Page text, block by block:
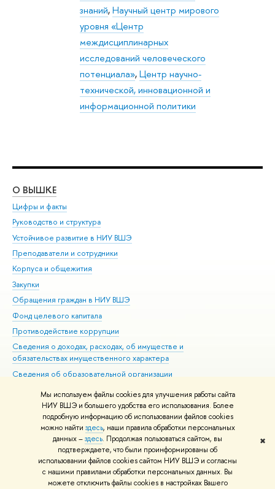
Мы используем файлы cookies для улучшения работы сайта
НИУ ВШЭ и большего удобства его использования. Более
подробную информацию об использовании файлов cookies
можно найти здесь, наши правила обработки персональных
данных –здесь. Продолжая пользоваться сайтом, вы
подтверждаете, что были проинформированы об
использовании файлов cookies сайтом НИУ ВШЭ и согласны
с нашими правилами обработки персональных данных. Вы
можете отключить файлы cookies в настройках Вашего
✖
знаний,Научный центр мирового
уровня «Центр
междисциплинарных
исследований человеческого
потенциала»,Центр научно-
технической, инновационной и
информационной политики
О ВЫШКЕ
Цифры и факты
Руководство и структура
Устойчивое развитие в НИУ ВШЭ
Преподаватели и сотрудники
Корпуса и общежития
Закупки
Обращения граждан в НИУ ВШЭ
Фонд целевого капитала
Противодействие коррупции
Сведения о доходах, расходах, об имуществе и
обязательствах имущественного характера
Сведения об образовательной организации
Людям с ограниченными возможностями здоровья
Единая платежная страница
Работа в Вышке
© НИУ ВШЭ 1993–2026 Адреса и контакты Условия использования
материалов Политика конфиденциальности Карта сайта
Шрифты HSE Sans и HSE Slab разработаны вШколе дизайна НИУ ВШЭ